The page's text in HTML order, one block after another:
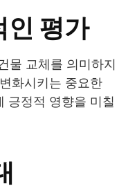
인 평가
물 교체를 의미하지
화시키는 중요한
긍정적 영향을 미칠